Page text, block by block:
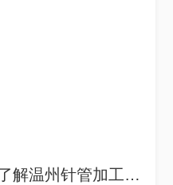
解温州针管加工的